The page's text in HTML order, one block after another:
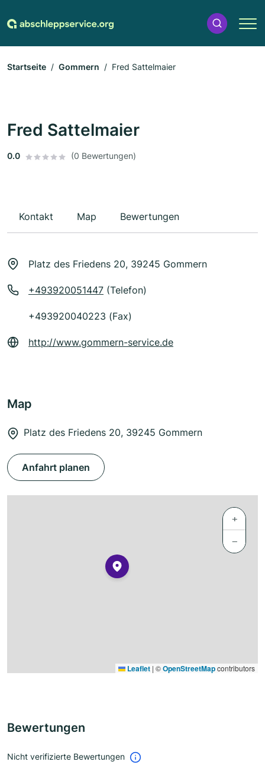
Startseite Gommern Fred Sattelmaier
Fred Sattelmaier
0.0 (0 Bewertungen)
Kontakt Map Bewertungen
Platz des Friedens 20, 39245 Gommern
+493920051447 (Telefon)
+493920040223 (Fax)
http://www.gommern-service.de
Map
Platz des Friedens 20, 39245 Gommern
Anfahrt planen
+
−
Leaflet | ©OpenStreetMapcontributors
Bewertungen
Nicht verifizierte Bewertungen